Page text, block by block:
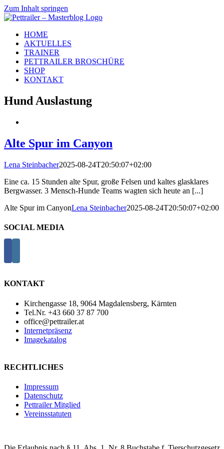
Zum Inhalt springen
HOME
AKTUELLES
TRAINER
PETTRAILER BROSCHÜRE
SHOP
KONTAKT
Hund Auslastung
Alte Spur im Canyon
Lena Steinbacher2025-08-24T20:50:07+02:00
Eine ca. 15 Stunden alte Spur, große Felsen und kaltes glasklares
Bergwasser. 3 Mensch-Hunde Teams wagten sich heute an [...]
Alte Spur im CanyonLena Steinbacher2025-08-24T20:50:07+02:00
SOCIAL MEDIA
KONTAKT
Kirchengasse 18, 9064 Magdalensberg, Kärnten
Tel.Nr. +43 660 37 87 700
office@pettrailer.at
Internetpräsenz
Imagekatalog
RECHTLICHES
Impressum
Datenschutz
Pettrailer Mitglied
Vereinsstatuten